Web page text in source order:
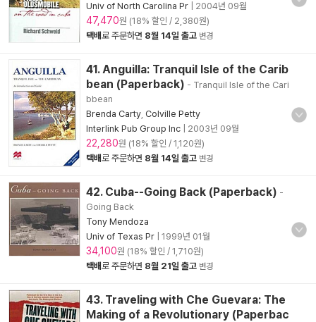
Univ of North Carolina Pr
2004년 09월
47,470원 (18% 할인 / 2,380원)
택배로 주문하면 8월 14일 출고 변경
41. Anguilla: Tranquil Isle of the Carib
bean (Paperback) - Tranquil Isle of the Cari
bbean
Brenda Carty Colville Petty
Interlink Pub Group Inc
2003년 09월
22,280원 (18% 할인 / 1,120원)
택배로 주문하면 8월 14일 출고 변경
42. Cuba--Going Back (Paperback) -
Going Back
Tony Mendoza
Univ of Texas Pr
1999년 01월
34,100원 (18% 할인 / 1,710원)
택배로 주문하면 8월 21일 출고 변경
43. Traveling with Che Guevara: The
Making of a Revolutionary (Paperbac